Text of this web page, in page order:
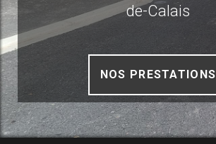
de-Calais
NOS PRESTATIONS